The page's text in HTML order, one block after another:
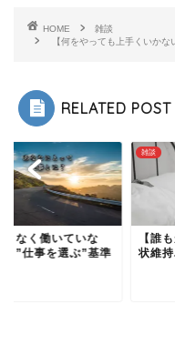
HOME
雑談
【何をやっても上手くいか
RELATED POST
となく働いていな
】”仕事を選ぶ”基準
雑談
【誰
状維